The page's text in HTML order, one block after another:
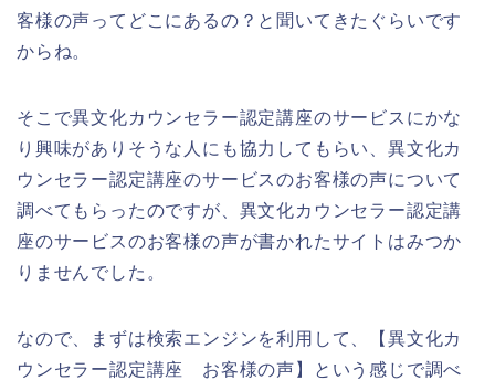
客様の声ってどこにあるの？と聞いてきたぐらいです
からね。
そこで異文化カウンセラー認定講座のサービスにかな
り興味がありそうな人にも協力してもらい、異文化カ
ウンセラー認定講座のサービスのお客様の声について
調べてもらったのですが、異文化カウンセラー認定講
座のサービスのお客様の声が書かれたサイトはみつか
りませんでした。
なので、まずは検索エンジンを利用して、【異文化カ
ウンセラー認定講座 お客様の声】という感じで調べ